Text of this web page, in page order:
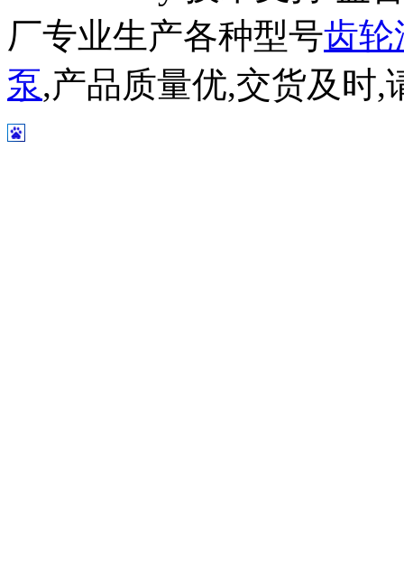
厂专业生产各种型号齿轮
泵,产品质量优,交货及时,